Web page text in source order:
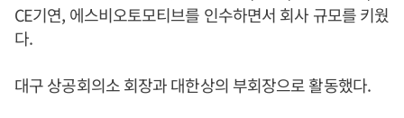
CE기연, 에스비오토모티브를 인수하면서 회사 규모를 키웠
다.
대구 상공회의소 회장과 대한상의 부회장으로 활동했다.